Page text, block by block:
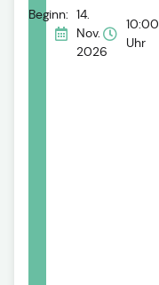
Beginn: 14.
Nov.
2026
10:00
Uhr